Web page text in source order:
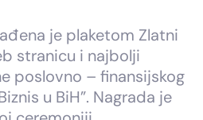
je plaketom Zlatni
stranicu i najbolji
poslovno – finansijskog
u BiH”. Nagrada je